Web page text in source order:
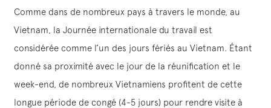
Comme dans de nombreux pays à travers le monde, au
Vietnam, la Journée internationale du travail est
considérée comme l’un des jours fériés au Vietnam. Étant
donné sa proximité avec le jour de la réunification et le
week-end, de nombreux Vietnamiens profitent de cette
longue période de congé (4-5 jours) pour rendre visite à